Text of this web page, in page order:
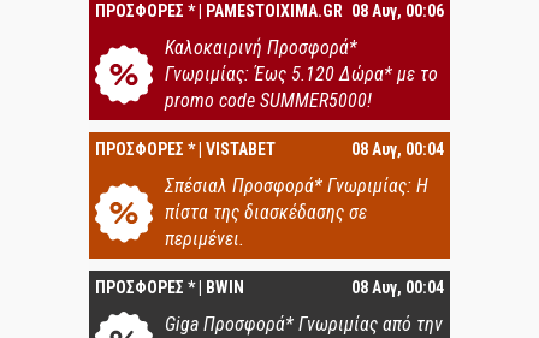
ΠΡΟΣΦΟΡΕΣ * | PAMESTOIXIMA.GR 08 Αυγ, 00:06
Καλοκαιρινή Προσφορά*
Γνωριμίας: Έως 5.120 Δώρα* με το
promo code SUMMER5000!
ΠΡΟΣΦΟΡΕΣ * | VISTABET 08 Αυγ, 00:04
Σπέσιαλ Προσφορά* Γνωριμίας: Η
πίστα της διασκέδασης σε
περιμένει.
ΠΡΟΣΦΟΡΕΣ * | BWIN 08 Αυγ, 00:04
Giga Προσφορά* Γνωριμίας από την